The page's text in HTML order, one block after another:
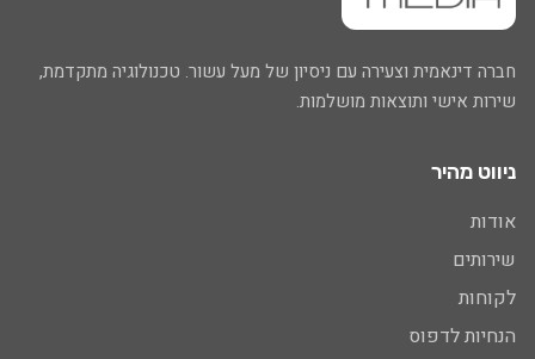
חברה דינאמית וצעירה עם ניסיון של מעל עשור. טכנולוגיה מתקדמת,
שירות אישי ותוצאות מושלמות.
ניווט מהיר
אודות
שירותים
לקוחות
הנחיות לדפוס